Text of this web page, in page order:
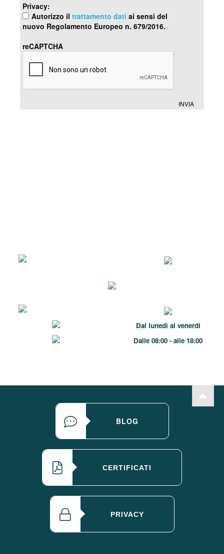
Privacy:
Autorizzo il trattamento dati ai sensi del
nuovo Regolamento Europeo n. 679/2016.
reCAPTCHA
INVIA
Dal lunedì al venerdi
Dalle 08:00 - alle 18:00
BLOG
CERTIFICATI
PRIVACY